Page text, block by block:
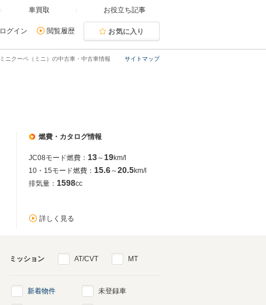
車買取 お役立ち記事
ログイン 閲覧履歴 お気に入り
サイトマップ
ミニクーペ（ミニ）の中古車・中古車情報
燃費・カタログ情報
JC08モード燃費： 13～ 19km/l
10・15モード燃費： 15.6～20.5km/l
排気量： 1598cc
詳しく見る
ミッション AT/CVT MT
新着物件 未登録車